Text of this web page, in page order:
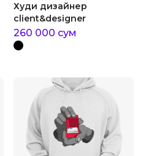
Худи дизайнер
client&designer
260 000 сум